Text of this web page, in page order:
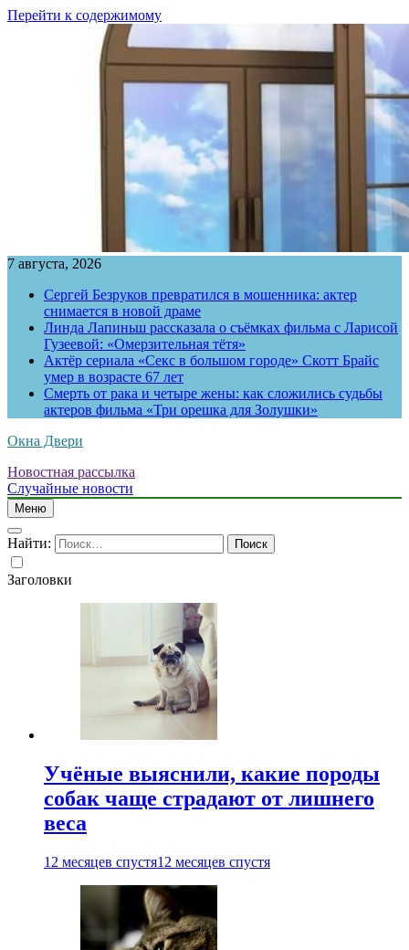
Перейти к содержимому
7 августа, 2026
Сергей Безруков превратился в мошенника: актер
снимается в новой драме
Линда Лапиньш рассказала о съёмках фильма с Ларисой
Гузеевой: «Омерзительная тётя»
Актёр сериала «Секс в большом городе» Скотт Брайс
умер в возрасте 67 лет
Смерть от рака и четыре жены: как сложились судьбы
актеров фильма «Три орешка для Золушки»
Окна Двери
Новостная рассылка
Случайные новости
Меню
Найти:
Заголовки
Учёные выяснили, какие породы
собак чаще страдают от лишнего
веса
12 месяцев спустя12 месяцев спустя